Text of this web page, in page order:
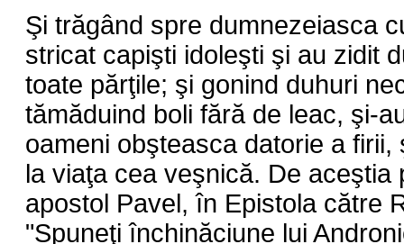
Şi trăgând spre dumnezeiasca
stricat capişti idoleşti şi au zidit
toate părţile; şi gonind duhuri
tămăduind boli fără de leac, şi-
oameni obşteasca datorie a
la viaţa cea veşnică. De aceştia
apostol Pavel, în Epistola către
"Spuneţi închinăciune lui